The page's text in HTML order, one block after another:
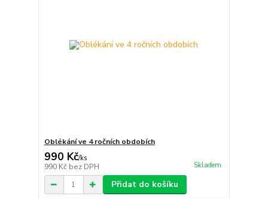
Oblékání ve 4 ročních obdobích
990 Kč/ks
990 Kč bez DPH Skladem
Přidat do košíku